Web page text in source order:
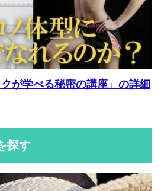
クが学べる秘密の講座」の詳細
探す